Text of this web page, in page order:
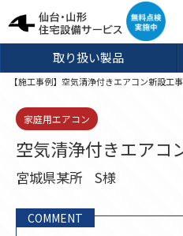
取り扱い製品
【施工事例】空気清浄付きエアコン新設工事
家庭用エアコン
空気清浄付きエアコ
宮城県某所 S様
COMMENT